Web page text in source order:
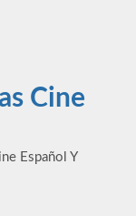
Cine
Español Y